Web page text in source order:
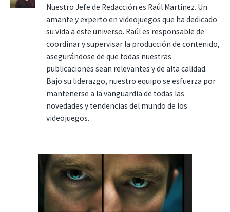
Nuestro Jefe de Redacción es Raúl Martínez. Un
amante y experto en videojuegos que ha dedicado
su vida a este universo. Raúl es responsable de
coordinar y supervisar la producción de contenido,
asegurándose de que todas nuestras
publicaciones sean relevantes y de alta calidad.
Bajo su liderazgo, nuestro equipo se esfuerza por
mantenerse a la vanguardia de todas las
novedades y tendencias del mundo de los
videojuegos.